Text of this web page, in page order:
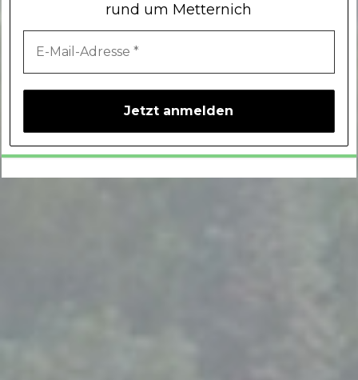
rund um Metternich